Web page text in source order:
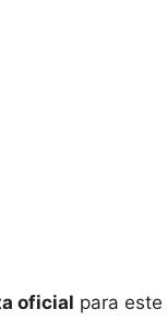
oficial para este